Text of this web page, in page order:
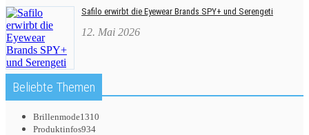
Safilo erwirbt die Eyewear Brands SPY+ und Serengeti
12. Mai 2026
Beliebte Themen
Brillenmode1310
Produktinfos934